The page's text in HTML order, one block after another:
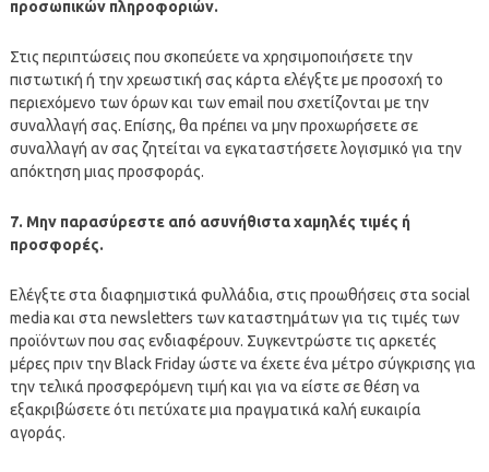
προσωπικών πληροφοριών.
Στις περιπτώσεις που σκοπεύετε να χρησιμοποιήσετε την
πιστωτική ή την χρεωστική σας κάρτα ελέγξτε με προσοχή το
περιεχόμενο των όρων και των email που σχετίζονται με την
συναλλαγή σας. Επίσης, θα πρέπει να μην προχωρήσετε σε
συναλλαγή αν σας ζητείται να εγκαταστήσετε λογισμικό για την
απόκτηση μιας προσφοράς.
7. Μην παρασύρεστε από ασυνήθιστα χαμηλές τιμές ή
προσφορές.
Ελέγξτε στα διαφημιστικά φυλλάδια, στις προωθήσεις στα social
media και στα newsletters των καταστημάτων για τις τιμές των
προϊόντων που σας ενδιαφέρουν. Συγκεντρώστε τις αρκετές
μέρες πριν την Black Friday ώστε να έχετε ένα μέτρο σύγκρισης για
την τελικά προσφερόμενη τιμή και για να είστε σε θέση να
εξακριβώσετε ότι πετύχατε μια πραγματικά καλή ευκαιρία
αγοράς.